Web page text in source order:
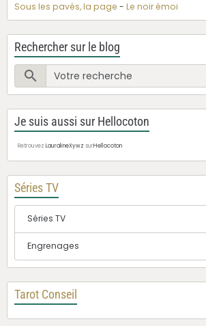
Sous les pavés, la page - Le noir émoi
Rechercher sur le blog
Je suis aussi sur Hellocoton
Retrouvez LauralineXywz surHellocoton
Séries TV
Séries TV
Engrenages
Tarot Conseil